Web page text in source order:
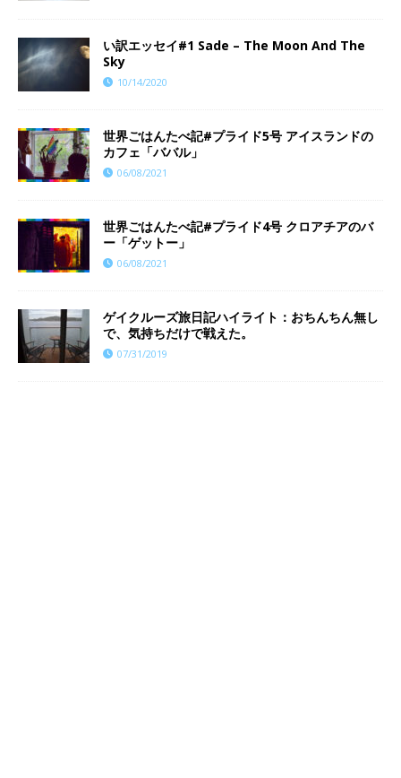
い訳エッセイ#1 Sade – The Moon And The
Sky
10/14/2020
世界ごはんたべ記#プライド5号 アイスランドの
カフェ「ババル」
06/08/2021
世界ごはんたべ記#プライド4号 クロアチアのバ
ー「ゲットー」
06/08/2021
ゲイクルーズ旅日記ハイライト：おちんちん無し
で、気持ちだけで戦えた。
07/31/2019